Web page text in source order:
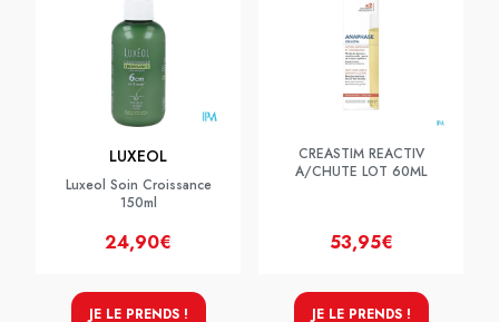
LUXEOL
Luxeol Soin Croissance
150ml
24,90€
JE LE PRENDS !
CREASTIM REACTIV
A/CHUTE LOT 60ML
53,95€
JE LE PRENDS !